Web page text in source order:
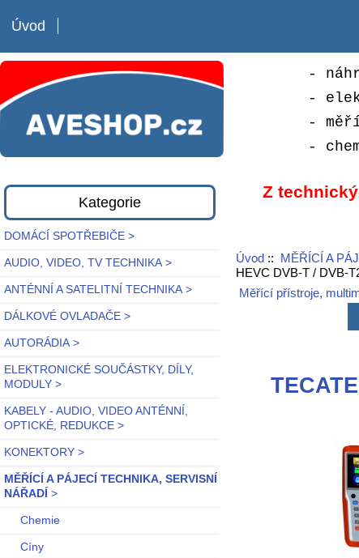
Úvod
-
-
-
-
Kategorie
DOMÁCÍ SPOTŘEBIČE >
AUDIO, VIDEO, TV TECHNIKA >
ANTÉNNÍ A SATELITNÍ TECHNIKA >
DÁLKOVÉ OVLADAČE >
AUTORÁDIA >
ELEKTRONICKÉ SOUČÁSTKY, DÍLY,
MODULY >
KABELY - AUDIO, VIDEO ANTÉNNÍ,
OPTICKÉ, REDUKCE >
KONEKTORY >
MĚŘÍCÍ A PÁJECÍ TECHNIKA, SERVISNÍ
NÁŘADÍ >
Chemie
Cíny
Z
Úvod:: MĚŘÍCÍ A
HEVC DVB-T / DVB-
Měřící přístroje,